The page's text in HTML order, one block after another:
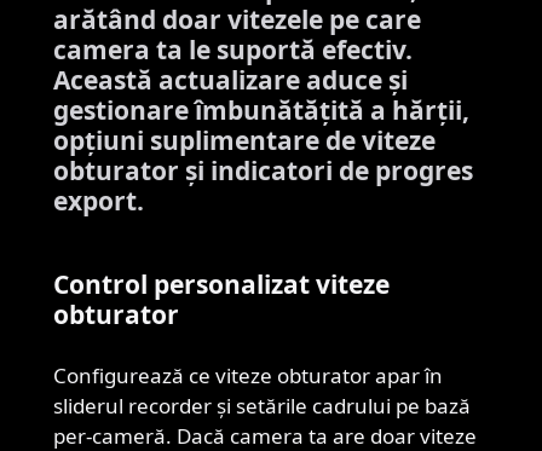
arătând doar vitezele pe care
camera ta le suportă efectiv.
Această actualizare aduce și
gestionare îmbunătățită a hărții,
opțiuni suplimentare de viteze
obturator și indicatori de progres
export.
Control personalizat viteze
obturator
Configurează ce viteze obturator apar în
sliderul recorder și setările cadrului pe bază
per-cameră. Dacă camera ta are doar viteze